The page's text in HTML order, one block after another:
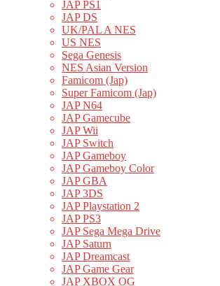
JAP PS1
JAP DS
UK/PAL A NES
US NES
Sega Genesis
NES Asian Version
Famicom (Jap)
Super Famicom (Jap)
JAP N64
JAP Gamecube
JAP Wii
JAP Switch
JAP Gameboy
JAP Gameboy Color
JAP GBA
JAP 3DS
JAP Playstation 2
JAP PS3
JAP Sega Mega Drive
JAP Saturn
JAP Dreamcast
JAP Game Gear
JAP XBOX OG